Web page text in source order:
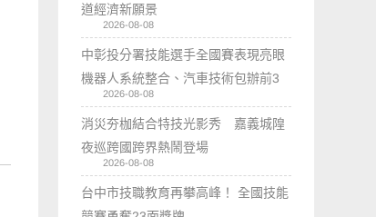
道經濟新願景
2026-08-08
中彰投分署技能選手全國賽表現亮眼
機器人系統整合、汽車技術包辦前3
2026-08-08
消災夯枷結合特技光影秀 嘉義城隍
夜巡跨國跨界熱鬧登場
2026-08-08
台中市技職教育再攀高峰！ 全國技能